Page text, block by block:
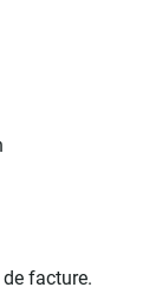
facture.